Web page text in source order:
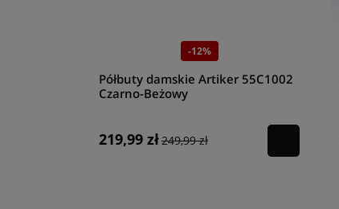
-12%
Półbuty damskie Artiker 55C1002
Czarno-Beżowy
219,99 zł249,99 zł